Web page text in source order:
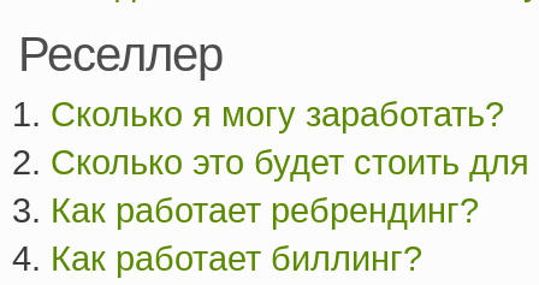
Реселлер
Сколько я могу заработать?
Сколько это будет стоить
Как работает ребрендинг?
Как работает биллинг?